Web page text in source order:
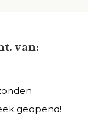
van:
geopend!